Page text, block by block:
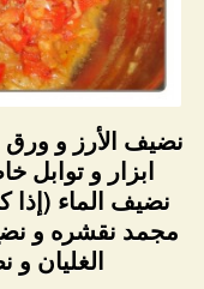
نضيف الأرز و
ابزار و توابل
نضيف الماء (إذا
مجمد نقشره و
الغليان و